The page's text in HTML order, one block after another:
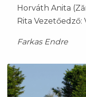
Horváth Anita
Rita Vezetőedző:
Farkas Endre